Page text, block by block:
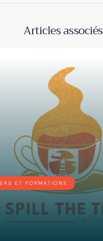
Articles associés
ET FORMATIONS